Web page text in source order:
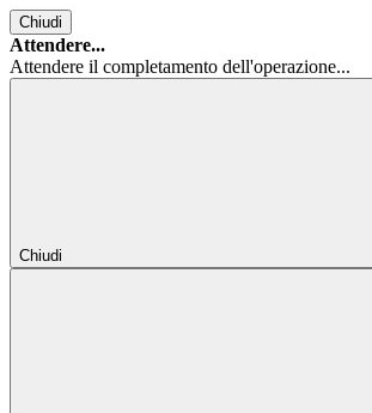
Chiudi
Attendere...
Attendere il completamento dell'operazione...
Chiudi